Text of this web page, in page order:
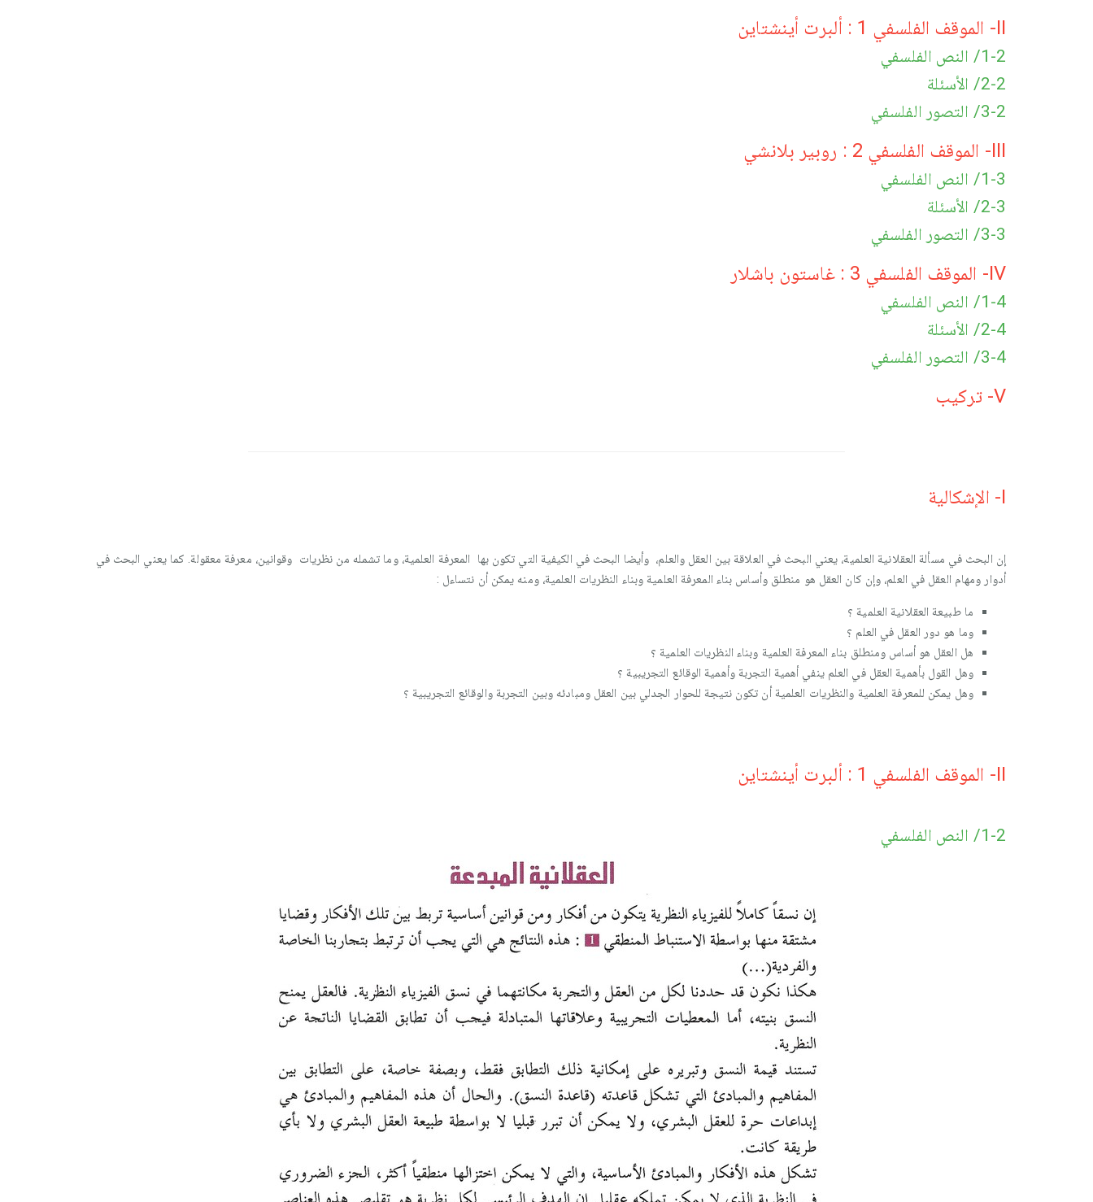
II- الموقف الفلسفي 1 : ألبرت أينشتاين
1-2/ النص الفلسفي
2-2/ الأسئلة
3-2/ التصور الفلسفي
III- الموقف الفلسفي 2 : روبير بلانشي
1-3/ النص الفلسفي
2-3/ الأسئلة
3-3/ التصور الفلسفي
IV- الموقف الفلسفي 3 : غاستون باشلار
1-4/ النص الفلسفي
2-4/ الأسئلة
3-4/ التصور الفلسفي
V- تركيب
I- الإشكالية
إن البحث في مسألة العقلانية العلمية، يعني البحث في العلاقة بين العقل والعلم، وأيضا البحث في الكيفية التي تكون بها المعرفة العلمية، وما تشمله من نظريات وقوانين، معرفة معقولة. كما يعني البحث في
أدوار ومهام العقل في العلم، وإن كان العقل هو منطلق وأساس بناء المعرفة العلمية وبناء النظريات العلمية، ومنه يمكن أن نتساءل :
ما طبيعة العقلانية العلمية ؟
وما هو دور العقل في العلم ؟
هل العقل هو أساس ومنطلق بناء المعرفة العلمية وبناء النظريات العلمية ؟
وهل القول بأهمية العقل في العلم ينفي أهمية التجربة وأهمية الوقائع التجريبية ؟
وهل يمكن للمعرفة العلمية والنظريات العلمية أن تكون نتيجة للحوار الجدلي بين العقل ومبادئه وبين التجربة والوقائع التجريبية ؟
II- الموقف الفلسفي 1 : ألبرت أينشتاين
1-2/ النص الفلسفي